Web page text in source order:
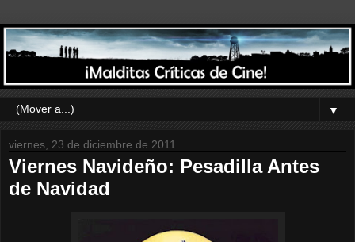
▼
viernes, 23 de diciembre de 2011
Viernes Navideño: Pesadilla Antes
de Navidad